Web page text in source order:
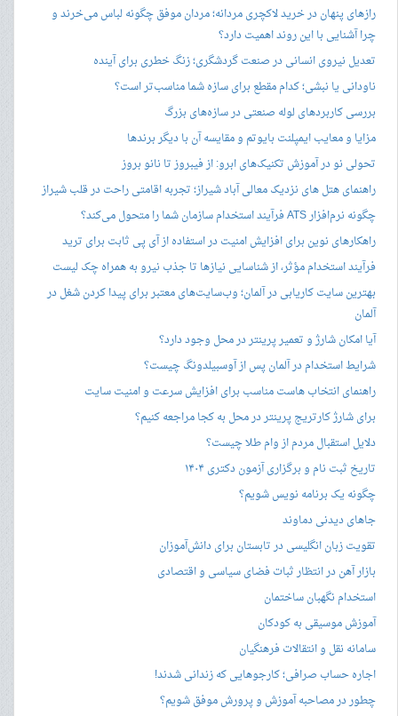
رازهای پنهان در خرید لاکچری مردانه؛ مردان موفق چگونه لباس می‌خرند و
چرا آشنایی با این روند اهمیت دارد؟
تعدیل نیروی انسانی در صنعت گردشگری؛ زنگ خطری برای آینده
ناودانی یا نبشی؛ کدام مقطع برای سازه شما مناسب‌تر است؟
بررسی کاربردهای لوله صنعتی در سازه‌های بزرگ
مزایا و معایب ایمپلنت بایوتم و مقایسه آن با دیگر برندها
تحولی نو در آموزش تکنیک‌های ابرو: از فیبروز تا نانو بروز
راهنمای هتل های نزدیک معالی آباد شیراز؛ تجربه اقامتی راحت در قلب شیراز
چگونه نرم‌افزار ATS فرآیند استخدام سازمان شما را متحول می‌کند؟
راهکارهای نوین برای افزایش امنیت در استفاده از آی پی ثابت برای ترید
فرآیند استخدام مؤثر، از شناسایی نیازها تا جذب نیرو به همراه چک لیست
بهترین سایت کاریابی در آلمان؛ وب‌سایت‌های معتبر برای پیدا کردن شغل در
آلمان
آیا امکان شارژ و تعمیر پرینتر در محل وجود دارد؟
شرایط استخدام در آلمان پس از آوسبیلدونگ چیست؟
راهنمای انتخاب هاست مناسب برای افزایش سرعت و امنیت سایت
برای شارژ کارتریج پرینتر در محل به کجا مراجعه کنیم؟
دلایل استقبال مردم از وام طلا چیست؟
تاریخ ثبت نام و برگزاری آزمون دکتری ۱۴۰۴
چگونه یک برنامه نویس شویم؟
جاهای دیدنی دماوند
تقویت زبان انگلیسی در تابستان برای دانش‌آموزان
بازار آهن در انتظار ثبات فضای سیاسی و اقتصادی
استخدام نگهبان ساختمان
آموزش موسیقی به کودکان
سامانه نقل و انتقالات فرهنگیان
اجاره حساب صرافی؛ کارجوهایی که زندانی شدند!
چطور در مصاحبه‌ آموزش و پرورش موفق شویم؟